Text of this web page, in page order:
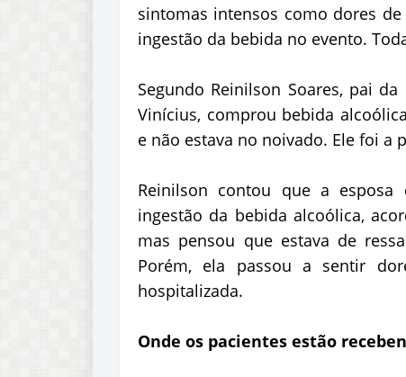
sintomas intensos como dores
ingestão da bebida no evento.
Segundo Reinilson Soares, pai
Vinícius, comprou bebida
e não estava no noivado. Ele foi a
Reinilson contou que a
ingestão da bebida alcoólica,
mas pensou que estava de
Porém, ela passou a sentir
hospitalizada.
Onde os pacientes estão